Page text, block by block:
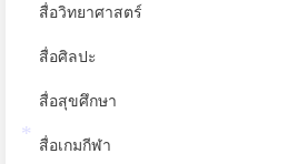
สื่อวิทยาศาสตร์
สื่อศิลปะ
สื่อสุขศึกษา
สื่อเกมกีฬา